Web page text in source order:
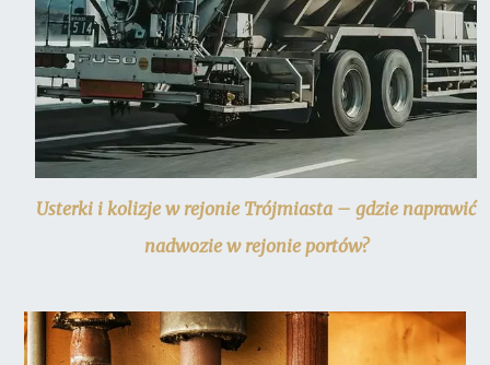
Usterki i kolizje w rejonie Trójmiasta – gdzie naprawić
nadwozie w rejonie portów?